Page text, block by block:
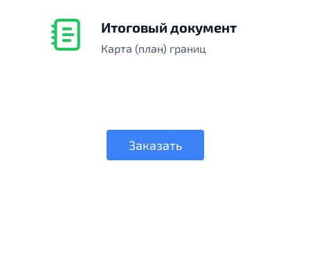
Итоговый документ
Карта (план) границ
Заказать